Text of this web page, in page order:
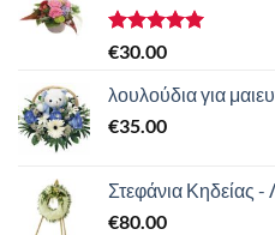
Βαθμολογήθηκε
από 5
€30.00
λουλούδια για
€35.00
Στεφάνια Κηδείας
€80.00